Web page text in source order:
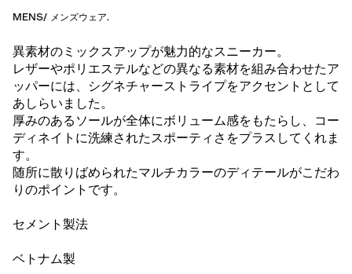
MENS/ メンズウェア.
異素材のミックスアップが魅力的なスニーカー。
レザーやポリエステルなどの異なる素材を組み合わせたア
ッパーには、シグネチャーストライプをアクセントとして
あしらいました。
厚みのあるソールが全体にボリューム感をもたらし、コー
ディネイトに洗練されたスポーティさをプラスしてくれま
す。
随所に散りばめられたマルチカラーのディテールがこだわ
りのポイントです。
セメント製法
ベトナム製